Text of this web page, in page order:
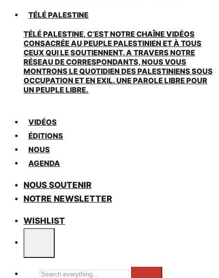
TÉLÉ PALESTINE
TÉLÉ PALESTINE, C’EST NOTRE CHAÎNE VIDÉOS
CONSACRÉE AU PEUPLE PALESTINIEN ET À TOUS
CEUX QUI LE SOUTIENNENT. A TRAVERS NOTRE
RÉSEAU DE CORRESPONDANTS, NOUS VOUS
MONTRONS LE QUOTIDIEN DES PALESTINIENS SOUS
OCCUPATION ET EN EXIL. UNE PAROLE LIBRE POUR
UN PEUPLE LIBRE.
VIDÉOS
ÉDITIONS
NOUS
AGENDA
NOUS SOUTENIR
NOTRE NEWSLETTER
WISHLIST
Search